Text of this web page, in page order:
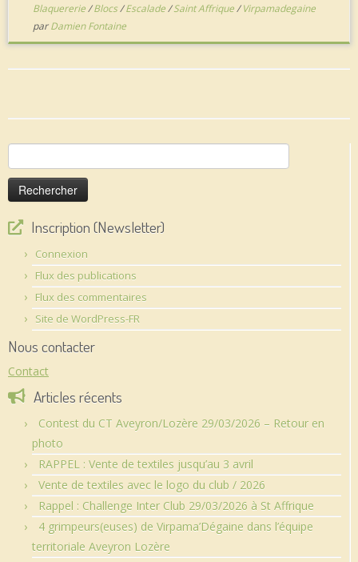
Blaquererie/Blocs/Escalade/Saint Affrique/Virpamadegaine
parDamien Fontaine
Rechercher :
Inscription (Newsletter)
Connexion
Flux des publications
Flux des commentaires
Site de WordPress-FR
Nous contacter
Contact
Articles récents
Contest du CT Aveyron/Lozère 29/03/2026 – Retour en
photo
RAPPEL : Vente de textiles jusqu’au 3 avril
Vente de textiles avec le logo du club / 2026
Rappel : Challenge Inter Club 29/03/2026 à St Affrique
4 grimpeurs(euses) de Virpama’Dégaine dans l’équipe
territoriale Aveyron Lozère